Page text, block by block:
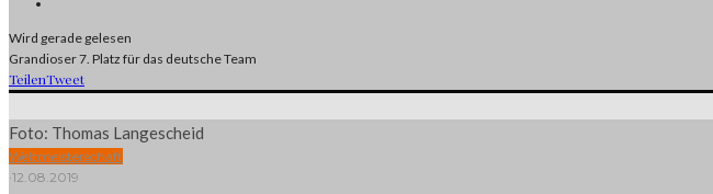
Wird gerade gelesen
Grandioser 7. Platz für das deutsche Team
TeilenTweet
Foto: Thomas Langescheid
Weltmeisterschaft
·12.08.2019